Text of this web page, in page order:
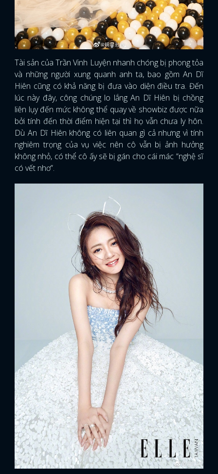
Tài sản của Trần Vinh Luyện nhanh chóng bị phong tỏa
và những người xung quanh anh ta, bao gồm An Dĩ
Hiên cũng có khả năng bị đưa vào diện điều tra. Đến
lúc này đây, công chúng lo lắng An Dĩ Hiên bị chồng
liên lụy đến mức không thể quay về showbiz được nữa
bởi tính đến thời điểm hiện tại thì họ vẫn chưa ly hôn.
Dù An Dĩ Hiên không có liên quan gì cả nhưng vì tính
nghiêm trọng của vụ việc nên cô vẫn bị ảnh hưởng
không nhỏ, có thể cô ấy sẽ bị gán cho cái mác “nghệ sĩ
có vết nhơ”.